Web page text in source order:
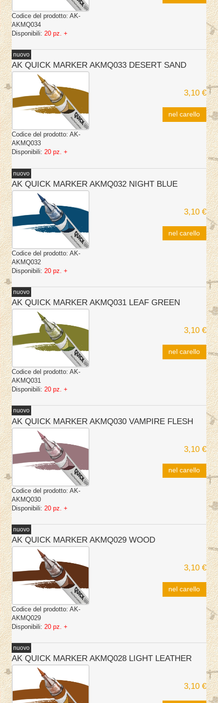
Codice del prodotto: AK-
AKMQ034
Disponibili: 20 pz. +
AK QUICK MARKER AKMQ033 DESERT SAND
Codice del prodotto: AK-
AKMQ033
Disponibili: 20 pz. +
3,10 €
nel carello
nuovo
AK QUICK MARKER AKMQ032 NIGHT BLUE
Codice del prodotto: AK-
AKMQ032
Disponibili: 20 pz. +
3,10 €
nel carello
nuovo
AK QUICK MARKER AKMQ031 LEAF GREEN
Codice del prodotto: AK-
AKMQ031
Disponibili: 20 pz. +
3,10 €
nel carello
nuovo
AK QUICK MARKER AKMQ030 VAMPIRE FLESH
Codice del prodotto: AK-
AKMQ030
Disponibili: 20 pz. +
3,10 €
nel carello
nuovo
AK QUICK MARKER AKMQ029 WOOD
Codice del prodotto: AK-
AKMQ029
Disponibili: 20 pz. +
3,10 €
nel carello
nuovo
AK QUICK MARKER AKMQ028 LIGHT LEATHER
3,10 €
nuovo